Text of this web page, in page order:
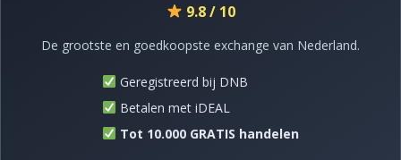
9.8 / 10
De grootste en goedkoopste exchange van Nederland.
Geregistreerd bij DNB
Betalen met iDEAL
Tot 10.000 GRATIS handelen